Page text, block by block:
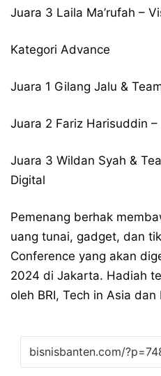
Juara 3 Laila Ma’rufah –
Kategori Advance
Juara 1 Gilang Jalu &
Juara 2 Fariz Harisuddin
Juara 3 Wildan Syah &
Digital
Pemenang berhak
uang tunai, gadget, dan
Conference yang akan
2024 di Jakarta. Hadiah
oleh BRI, Tech in Asia dan